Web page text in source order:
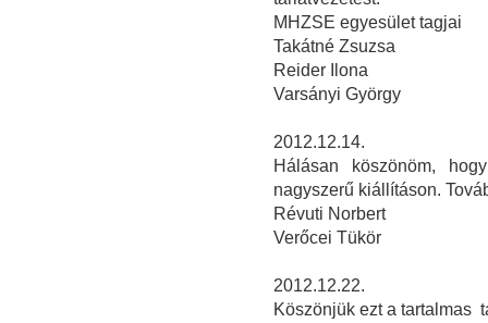
MHZSE egyesület tagjai
Takátné Zsuzsa
Reider Ilona
Varsányi György
2012.12.14.
Hálásan köszönöm,
nagyszerű kiállításon.
Révuti Norbert
Verőcei Tükör
2012.12.22.
Köszönjük ezt a tartalmas